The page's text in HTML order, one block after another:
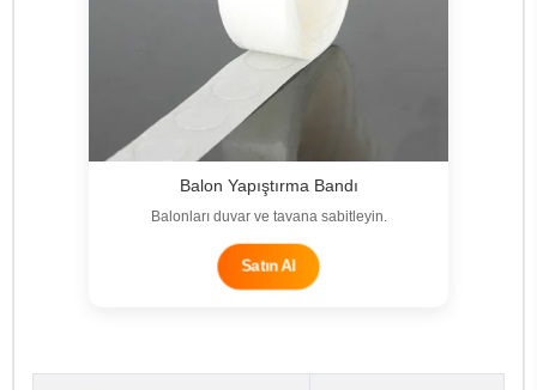
Balon Yapıştırma Bandı
Balonları duvar ve tavana sabitleyin.
Satın Al